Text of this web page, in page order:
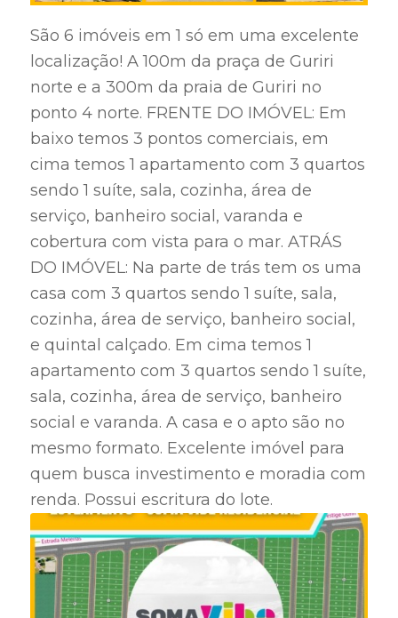
São 6 imóveis em 1 só em uma excelente
localização! A 100m da praça de Guriri
norte e a 300m da praia de Guriri no
ponto 4 norte. FRENTE DO IMÓVEL: Em
baixo temos 3 pontos comerciais, em
cima temos 1 apartamento com 3 quartos
sendo 1 suíte, sala, cozinha, área de
serviço, banheiro social, varanda e
cobertura com vista para o mar. ATRÁS
DO IMÓVEL: Na parte de trás tem os uma
casa com 3 quartos sendo 1 suíte, sala,
cozinha, área de serviço, banheiro social,
e quintal calçado. Em cima temos 1
apartamento com 3 quartos sendo 1 suíte,
sala, cozinha, área de serviço, banheiro
social e varanda. A casa e o apto são no
mesmo formato. Excelente imóvel para
quem busca investimento e moradia com
renda. Possui escritura do lote.